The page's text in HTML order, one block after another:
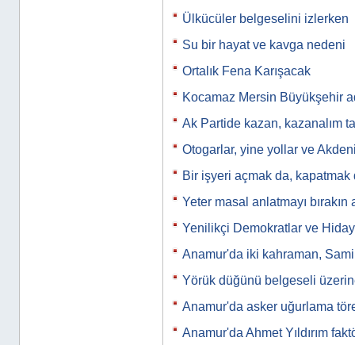
Ülkücüler belgeselini izlerken
Su bir hayat ve kavga nedeni
Ortalık Fena Karışacak
Kocamaz Mersin Büyükşehir
Ak Partide kazan, kazanalım
Otogarlar, yine yollar ve
Bir işyeri açmak da, kapatmak
Yeter masal anlatmayı bırakın
Yenilikçi Demokratlar ve
Anamur'da iki kahraman,
Yörük düğünü belgeseli
Anamur'da asker uğurlama
Anamur'da Ahmet Yıldırım